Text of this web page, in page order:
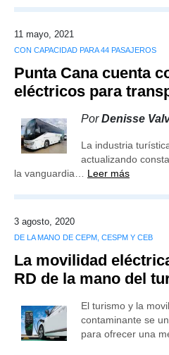
11 mayo, 2021
CON CAPACIDAD PARA 44 PASAJEROS
Punta Cana cuenta
eléctricos para
PorDenisse
La industria
actualizando
la vanguardia… Leer más
3 agosto, 2020
DE LA MANO DE CEPM, CESPM Y CEB
La movilidad
RD de la mano del
El turismo y la
contaminante se
para ofrecer una